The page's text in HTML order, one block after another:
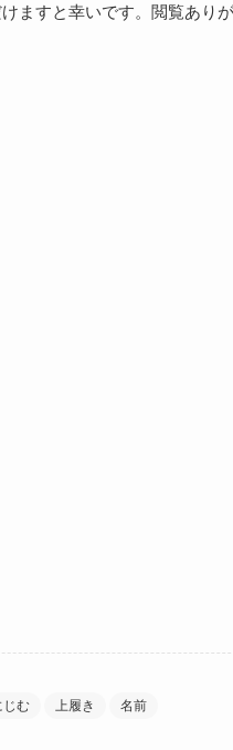
ますと幸いです。閲覧あり
じむ 上履き 名前